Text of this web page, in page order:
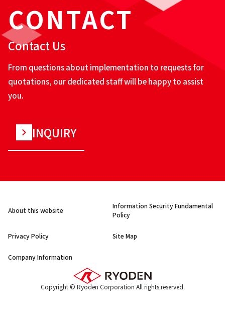
CONTACT
Contact Us
From questions about implementation to requests for
quotations, our dedicated staff will be happy to assist
you.
INQUIRY
About this website
Information Security Fundamental
Policy
Privacy Policy Site Map
Company Information
Copyright © Ryoden Corporation All rights reserved.